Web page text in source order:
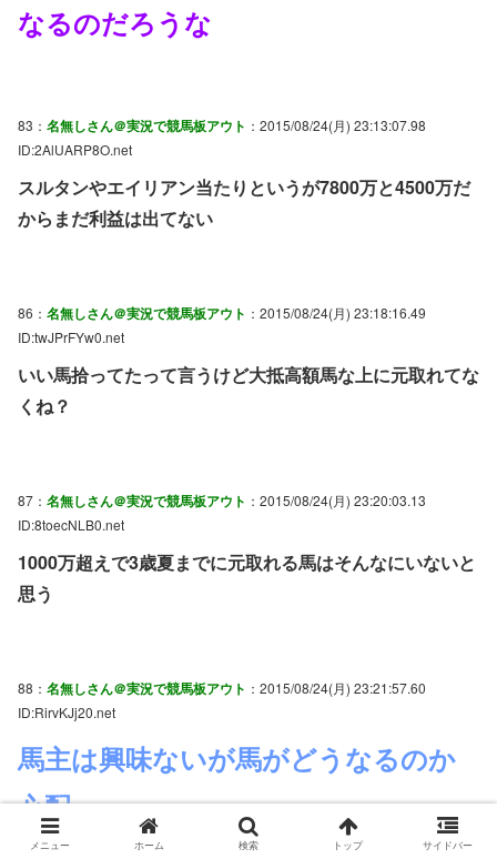
なるのだろうな
83： 名無しさん＠実況で競馬板アウト ：2015/08/24(月) 23:13:07.98
ID:2AlUARP8O.net
スルタンやエイリアン当たりというが7800万と4500万だ
からまだ利益は出てない
86： 名無しさん＠実況で競馬板アウト ：2015/08/24(月) 23:18:16.49
ID:twJPrFYw0.net
いい馬拾ってたって言うけど大抵高額馬な上に元取れてな
くね？
87： 名無しさん＠実況で競馬板アウト ：2015/08/24(月) 23:20:03.13
ID:8toecNLB0.net
1000万超えで3歳夏までに元取れる馬はそんなにいないと
思う
88： 名無しさん＠実況で競馬板アウト ：2015/08/24(月) 23:21:57.60
ID:RirvKJj20.net
馬主は興味ないが馬がどうなるのか
心配
メニュー ホーム 検索 トップ サイドバー